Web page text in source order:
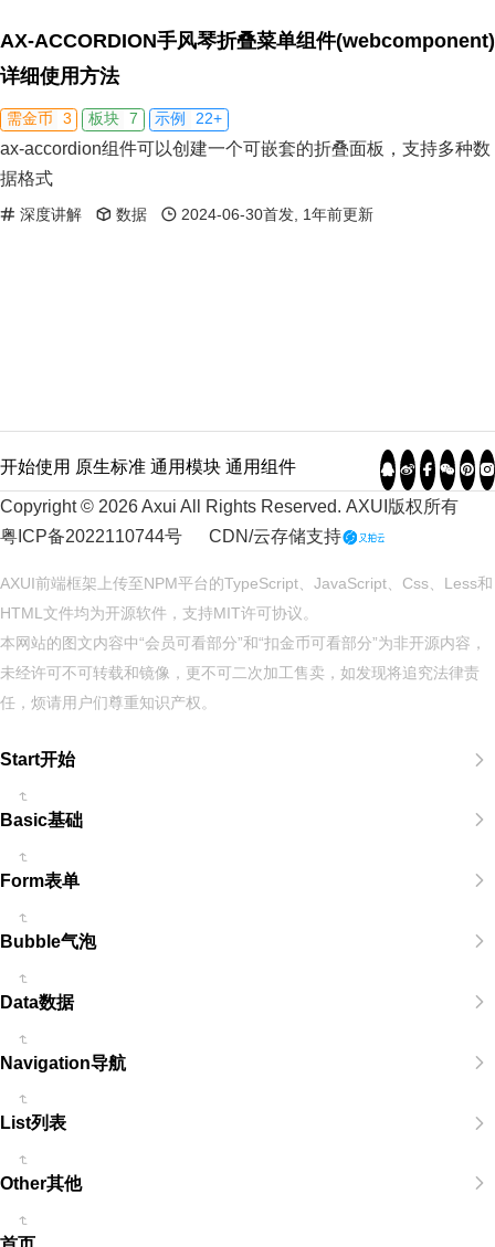
AX-ACCORDION手风琴折叠菜单组件(webcomponent)
详细使用方法
需金币 3 板块 7 示例 22+
ax-accordion组件可以创建一个可嵌套的折叠面板，支持多种数
据格式
深度讲解 数据 2024-06-30首发, 1年前更新
开始使用 原生标准 通用模块 通用组件
Copyright © 2026 Axui All Rights Reserved. AXUI 版权所有
粤ICP备2022110744号
CDN/云存储支持
AXUI前端框架上传至NPM平台的TypeScript、JavaScript、Css、Less和
HTML文件均为开源软件，支持MIT许可协议。
本网站的图文内容中“会员可看部分”和“扣金币可看部分”为非开源内容，
未经许可不可转载和镜像，更不可二次加工售卖，如发现将追究法律责
任，烦请用户们尊重知识产权。
Start开始
Basic基础
Form表单
Bubble气泡
Data数据
Navigation导航
List列表
Other其他